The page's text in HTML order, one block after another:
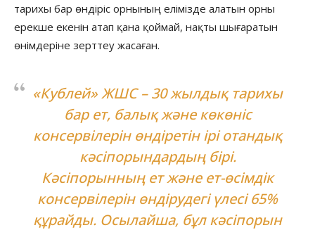
тарихы бар өндіріс орнының елімізде алатын орны
ерекше екенін атап қана қоймай, нақты шығаратын
өнімдеріне зерттеу жасаған.
«Кублей» ЖШС – 30 жылдық тарихы
бар ет, балық және көкөніс
консервілерін өндіретін ірі отандық
кәсіпорындардың бірі.
Кәсіпорынның ет және ет-өсімдік
консервілерін өндірудегі үлесі 65%
құрайды. Осылайша, бұл кәсіпорын